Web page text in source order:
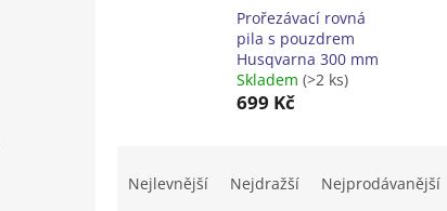
Prořezávací rovná
pila s pouzdrem
Husqvarna 300 mm
Skladem (>2 ks)
699 Kč
Nejlevnější Nejdražší Nejprodávanější